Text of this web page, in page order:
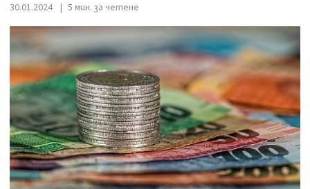
30.01.2024 5 мин. за четене